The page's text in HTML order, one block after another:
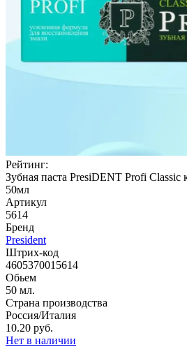
Рейтинг:
Зубная паста PresiDENT Profi Classic
50мл
Артикул
5614
Бренд
President
Штрих-код
4605370015614
Обьем
50 мл.
Страна производства
Россия/Италия
10.20 руб.
Нет в наличии